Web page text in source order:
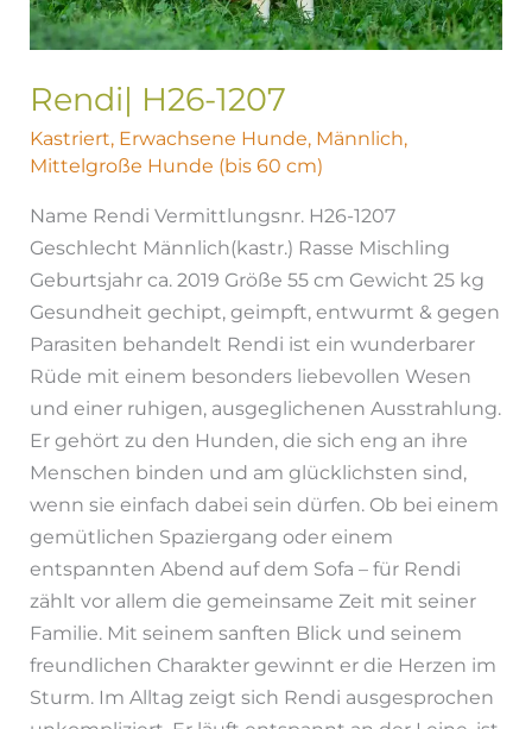
Rendi| H26-1207
Kastriert, Erwachsene Hunde, Männlich,
Mittelgroße Hunde (bis 60 cm)
Name Rendi Vermittlungsnr. H26-1207
Geschlecht Männlich(kastr.) Rasse Mischling
Geburtsjahr ca. 2019 Größe 55 cm Gewicht 25 kg
Gesundheit gechipt, geimpft, entwurmt & gegen
Parasiten behandelt Rendi ist ein wunderbarer
Rüde mit einem besonders liebevollen Wesen
und einer ruhigen, ausgeglichenen Ausstrahlung.
Er gehört zu den Hunden, die sich eng an ihre
Menschen binden und am glücklichsten sind,
wenn sie einfach dabei sein dürfen. Ob bei einem
gemütlichen Spaziergang oder einem
entspannten Abend auf dem Sofa – für Rendi
zählt vor allem die gemeinsame Zeit mit seiner
Familie. Mit seinem sanften Blick und seinem
freundlichen Charakter gewinnt er die Herzen im
Sturm. Im Alltag zeigt sich Rendi ausgesprochen